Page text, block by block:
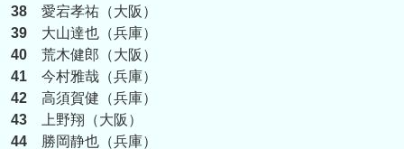
38 愛宕孝祐（大阪）
39 大山達也（兵庫）
40 荒木健郎（大阪）
41 今村雅哉（兵庫）
42 高須賀健（兵庫）
43 上野翔（大阪）
44 勝岡静也（兵庫）